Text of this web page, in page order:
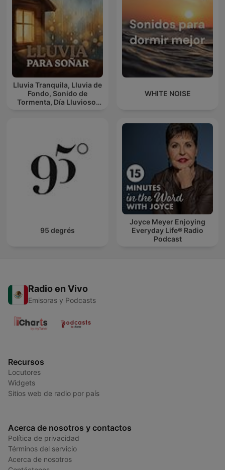
Lluvia Tranquila, Lluvia de
Fondo, Sonido de
Tormenta, Día Lluvioso,
WHITE NOISE
95 degrés
Joyce Meyer Enjoying
Everyday Life® Radio
Podcast
Radio en Vivo
Emisoras y Podcasts
Recursos
Locutores
Widgets
Sitios web de radio por país
Acerca de nosotros y contactos
Política de privacidad
Términos del servicio
Acerca de nosotros